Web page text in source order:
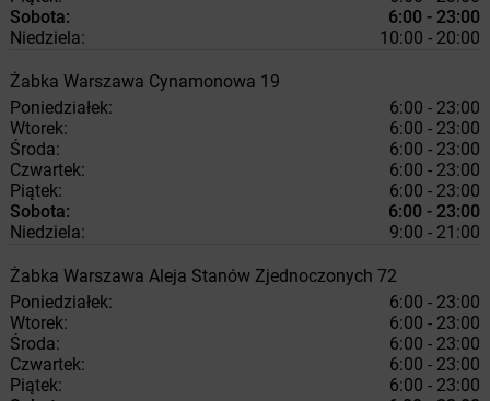
Sobota:
6:00 - 23:00
Niedziela:
10:00 - 20:00
Żabka Warszawa Cynamonowa 19
Poniedziałek:
6:00 - 23:00
Wtorek:
6:00 - 23:00
Środa:
6:00 - 23:00
Czwartek:
6:00 - 23:00
Piątek:
6:00 - 23:00
Sobota:
6:00 - 23:00
Niedziela:
9:00 - 21:00
Żabka Warszawa Aleja Stanów Zjednoczonych 72
Poniedziałek:
6:00 - 23:00
Wtorek:
6:00 - 23:00
Środa:
6:00 - 23:00
Czwartek:
6:00 - 23:00
Piątek:
6:00 - 23:00